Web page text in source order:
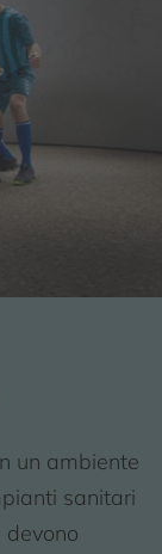
un ambiente
sanitari